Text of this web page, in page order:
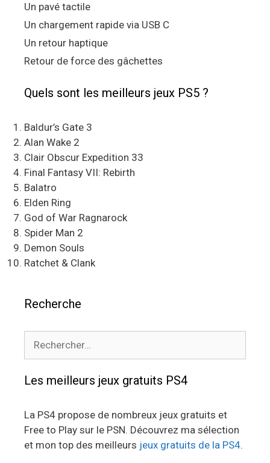
Un pavé tactile
Un chargement rapide via USB C
Un retour haptique
Retour de force des gâchettes
Quels sont les meilleurs jeux PS5 ?
Baldur’s Gate 3
Alan Wake 2
Clair Obscur Expedition 33
Final Fantasy VII: Rebirth
Balatro
Elden Ring
God of War Ragnarock
Spider Man 2
Demon Souls
Ratchet & Clank
Recherche
Les meilleurs jeux gratuits PS4
La PS4 propose de nombreux jeux gratuits et
Free to Play sur le PSN. Découvrez ma sélection
et mon top des meilleurs jeux gratuits de la PS4.